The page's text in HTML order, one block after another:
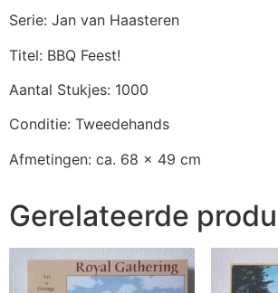
Serie: Jan van Haasteren
Titel: BBQ Feest!
Aantal Stukjes: 1000
Conditie: Tweedehands
Afmetingen: ca. 68 x 49 cm
Gerelateerde